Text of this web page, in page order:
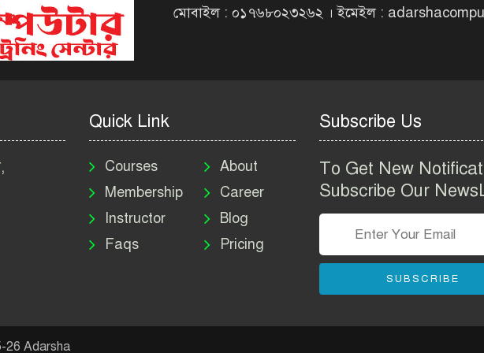
মোবাইল : ০১৭৬৮০২৩২৬২ । ইমেইল :
Quick Link
Courses
Membership
Instructor
Faqs
About
Career
Blog
Pricing
Subscribe Us
To Get New
Subscribe Our
SUBSCRIBE
26 Adarsha